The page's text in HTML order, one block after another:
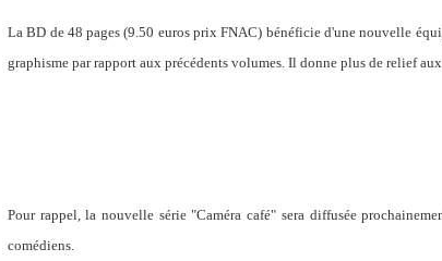
La BD de 48 pages (9.50 euros prix FNAC) bénéficie d'une nouvelle
graphisme par rapport aux précédents volumes. Il donne plus de relief
Pour rappel, la nouvelle série "Caméra café" sera diffusée
comédiens.